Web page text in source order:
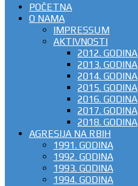
POČETNA
O NAMA
IMPRESSUM
AKTIVNOSTI
2012. GODINA
2013. GODINA
2014. GODINA
2015. GODINA
2016. GODINA
2017. GODINA
2018. GODINA
AGRESIJA NA RBIH
1991. GODINA
1992. GODINA
1993. GODINA
1994. GODINA